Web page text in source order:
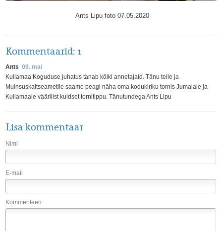
Ants Lipu foto 07.05.2020
Kommentaarid: 1
Ants 09. mai
Kullamaa Koguduse juhatus tänab kõiki annetajaid. Tänu teile ja
Muinsuskaitseametile saame peagi näha oma kodukiriku tornis Jumalale ja
Kullamaale väärilist kuldset tornitippu. Tänutundega Ants Lipu
Lisa kommentaar
Nimi
E-mail
Kommenteeri